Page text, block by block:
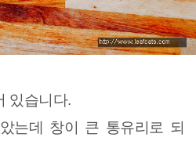
있습니다.
는데 창이 큰 통유리로 되